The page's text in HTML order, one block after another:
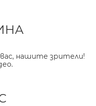
нашите зрители!